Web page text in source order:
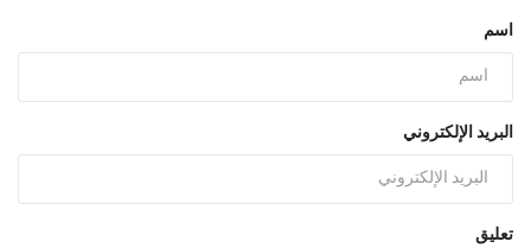
اسم
البريد الإلكتروني
تعليق